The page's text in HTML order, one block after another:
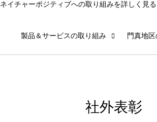
ネイチャーポジティブへの取り組みを詳しく見る
製品＆サービスの取り組み 門真地
社外表彰